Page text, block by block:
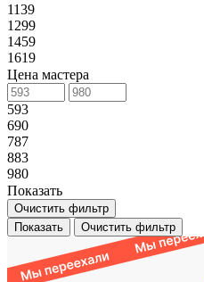
1139
1299
1459
1619
Цена мастера
593
690
787
883
980
Показать
Очистить фильтр
Показать
Очистить фильтр